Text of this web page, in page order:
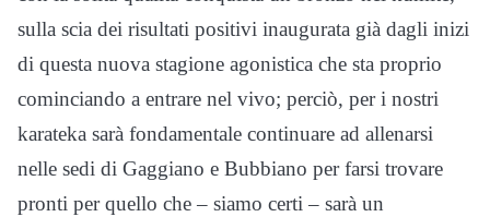
sulla scia dei risultati positivi inaugurata già dagli inizi
di questa nuova stagione agonistica che sta proprio
cominciando a entrare nel vivo; perciò, per i nostri
karateka sarà fondamentale continuare ad allenarsi
nelle sedi di Gaggiano e Bubbiano per farsi trovare
pronti per quello che – siamo certi – sarà un